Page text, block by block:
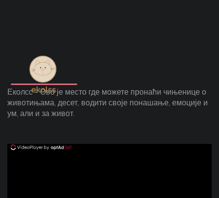
Еколсс - Ово је место где можете пронаћи чињенице о
животињама, десет, водити своје понашање, емоције и
ум, али и за живот.